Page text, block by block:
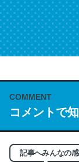
COMMENT
コメントで
記事へみんなの
これは名文。
う。英語少し
れ好き。